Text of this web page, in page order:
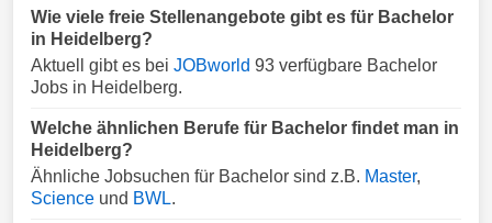
Wie viele freie Stellenangebote gibt es für Bachelor
in Heidelberg?
Aktuell gibt es bei JOBworld 93 verfügbare Bachelor
Jobs in Heidelberg.
Welche ähnlichen Berufe für Bachelor findet man in
Heidelberg?
Ähnliche Jobsuchen für Bachelor sind z.B. Master,
Science und BWL.